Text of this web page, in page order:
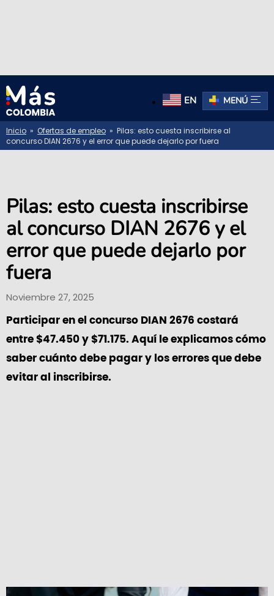
EN MENÚ
Inicio » Ofertas de empleo » Pilas: esto cuesta inscribirse al
concurso DIAN 2676 y el error que puede dejarlo por fuera
Pilas: esto cuesta inscribirse
al concurso DIAN 2676 y el
error que puede dejarlo por
fuera
Noviembre 27, 2025
Participar en el concurso DIAN 2676 costará
entre $47.450 y $71.175. Aquí le explicamos cómo
saber cuánto debe pagar y los errores que debe
evitar al inscribirse.